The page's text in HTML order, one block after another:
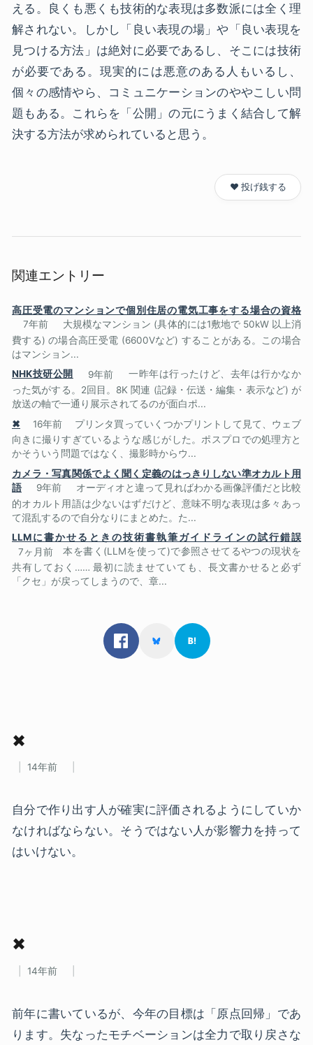
える。良くも悪くも技術的な表現は多数派には全く理
解されない。しかし「良い表現の場」や「良い表現を
見つける方法」は絶対に必要であるし、そこには技術
が必要である。現実的には悪意のある人もいるし、
個々の感情やら、コミュニケーションのややこしい問
題もある。これらを「公開」の元にうまく結合して解
決する方法が求められていると思う。
❤️ 投げ銭する
関連エントリー
高圧受電のマンションで個別住居の電気工事をする場合の資格
7年前
大規模なマンション (具体的には1敷地で 50kW 以上消
費する) の場合高圧受電 (6600Vなど) することがある。この場合
はマンション...
NHK技研公開
9年前
一昨年は行ったけど、去年は行かなか
った気がする。2回目。8K 関連 (記録・伝送・編集・表示など) が
放送の軸で一通り展示されてるのが面白ポ...
✖
16年前
プリンタ買っていくつかプリントして見て、ウェブ
向きに撮りすぎているような感じがした。ポスプロでの処理方と
かそういう問題ではなく、撮影時からウ...
カメラ・写真関係でよく聞く定義のはっきりしない準オカルト用
語
9年前
オーディオと違って見ればわかる画像評価だと比較
的オカルト用語は少ないはずだけど、意味不明な表現は多々あっ
て混乱するので自分なりにまとめた。た...
LLMに書かせるときの技術書執筆ガイドラインの試行錯誤
7ヶ月前
本を書く(LLMを使って)で参照させてるやつの現状を
共有しておく…… 最初に読ませていても、長文書かせると必ず
「クセ」が戻ってしまうので、章...
✖
14年前
自分で作り出す人が確実に評価されるようにしていか
なければならない。そうではない人が影響力を持って
はいけない。
✖
14年前
前年に書いているが、今年の目標は「原点回帰」であ
ります。失なったモチベーションは全力で取り戻さな